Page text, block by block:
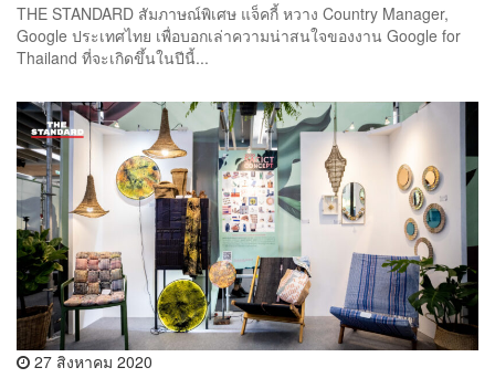
THE STANDARD สัมภาษณ์พิเศษ แจ็คกี้ หวาง Country Manager,
Google ประเทศไทย เพื่อบอกเล่าความน่าสนใจของงาน Google for
Thailand ที่จะเกิดขึ้นในปีนี้...
27 สิงหาคม 2020